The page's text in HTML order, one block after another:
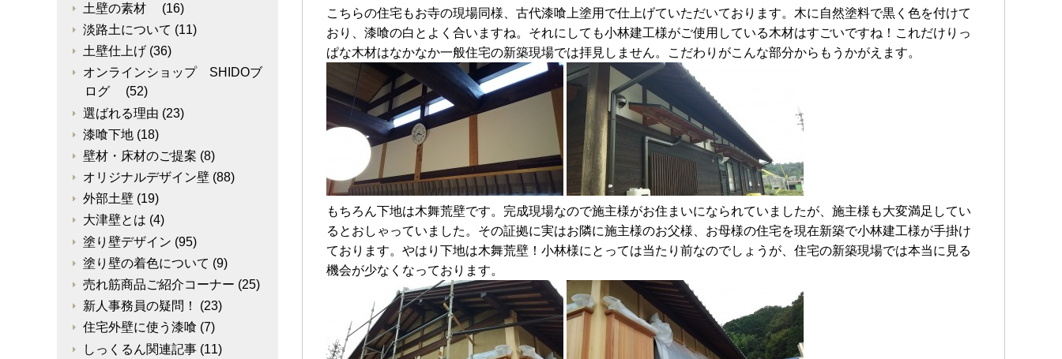
こちらの住宅もお寺の現場同様、古代漆喰上塗用で仕上げていただいております。木に自然塗料で黒く色を付けて
おり、漆喰の白とよく合いますね。それにしても小林建工様がご使用している木材はすごいですね！これだけりっ
ぱな木材はなかなか一般住宅の新築現場では拝見しません。こだわりがこんな部分からもうかがえます。
もちろん下地は木舞荒壁です。完成現場なので施主様がお住まいになられていましたが、施主様も大変満足してい
るとおしゃっていました。その証拠に実はお隣に施主様のお父様、お母様の住宅を現在新築で小林建工様が手掛け
ております。やはり下地は木舞荒壁！小林様にとっては当たり前なのでしょうが、住宅の新築現場では本当に見る
機会が少なくなっております。
土壁の素材
(16)
淡路土について (11)
土壁仕上げ (36)
オンラインショップ SHIDOブ
ログ
(52)
選ばれる理由 (23)
漆喰下地 (18)
壁材・床材のご提案 (8)
オリジナルデザイン壁 (88)
外部土壁 (19)
大津壁とは (4)
塗り壁デザイン (95)
塗り壁の着色について (9)
売れ筋商品ご紹介コーナー (25)
新人事務員の疑問！
(23)
住宅外壁に使う漆喰 (7)
しっくるん関連記事 (11)